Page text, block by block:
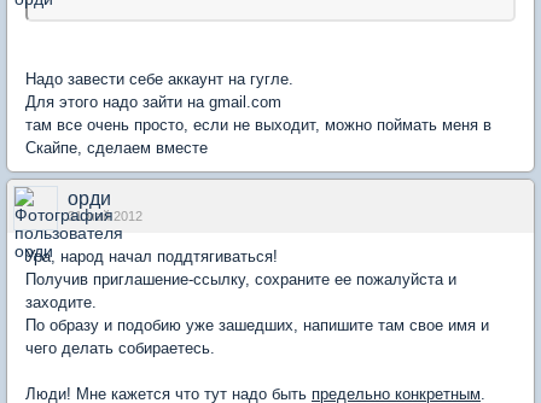
Надо завести себе аккаунт на гугле.
Для этого надо зайти на gmail.com
там все очень просто, если не выходит, можно поймать меня в
Скайпе, сделаем вместе
орди
31 май 2012
Ура, народ начал поддтягиваться!
Получив приглашение-ссылку, сохраните ее пожалуйста и
заходите.
По образу и подобию уже зашедших, напишите там свое имя и
чего делать собираетесь.
Люди! Мне кажется что тут надо быть предельно конкретным.